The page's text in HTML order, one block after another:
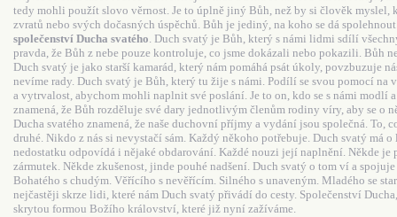
tedy mohli použít slovo věrnost. Je to úplně jiný Bůh, než by si člověk
zvratů nebo svých dočasných úspěchů. Bůh je jediný, na koho se dá
společenství Ducha svatého. Duch svatý je Bůh, který s námi lidmi sdílí
pravda, že Bůh z nebe pouze kontroluje, co jsme dokázali nebo pokazili. Bůh
Duch svatý je jako starší kamarád, který nám pomáhá psát úkoly, povzbuzuje
nevíme rady. Duch svatý je Bůh, který tu žije s námi. Podílí se svou pomocí na
a vytrvalost, abychom mohli naplnit své poslání. Je to on, kdo se s námi modlí
znamená, že Bůh rozděluje své dary jednotlivým členům rodiny víry, aby se o
Ducha svatého znamená, že naše duchovní příjmy a vydání jsou společná. To,
druhé. Nikdo z nás si nevystačí sám. Každý někoho potřebuje. Duch svatý má
nedostatku odpovídá i nějaké obdarování. Každé nouzi její naplnění. Někde je
zármutek. Někde zkušenost, jinde pouhé nadšení. Duch svatý o tom ví a
Bohatého s chudým. Věřícího s nevěřícím. Silného s unaveným. Mladého se
nejčastěji skrze lidi, které nám Duch svatý přivádí do cesty. Společenství
skrytou formou Božího království, které již nyní zažíváme.